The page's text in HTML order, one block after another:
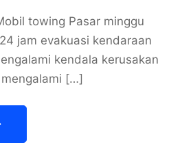
towing Pasar minggu
jam evakuasi kendaraan
kendala kerusakan
[…]